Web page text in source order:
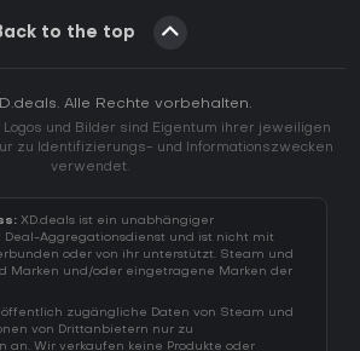
to the top
Alle Rechte vorbehalten.
und Bilder sind Eigentum ihrer jeweiligen
zu Identifizierungs- und Informationszwecken
verwendet.
XD.deals ist ein unabhängiger
Deal-Aggregationsdienst und ist nicht mit
oder von ihr unterstützt. Steam und
Marken und/oder eingetragene Marken der
öffentlich zugängliche Daten von Steam und
von Drittanbietern nur zu
an. Wir verkaufen keine Produkte oder